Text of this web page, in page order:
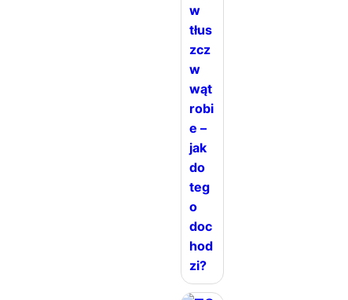
w
tłus
zcz
w
wąt
robi
e –
jak
do
teg
o
doc
hod
zi?